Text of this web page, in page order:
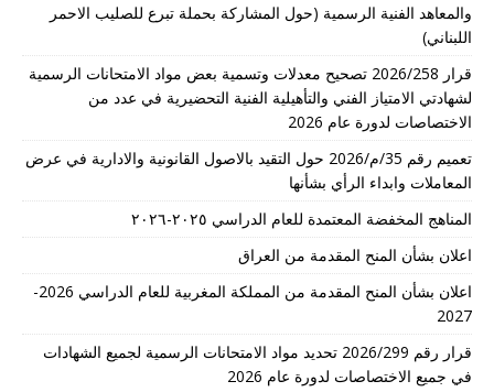
والمعاهد الفنية الرسمية (حول المشاركة بحملة تبرع للصليب الاحمر
اللبناني)
قرار 2026/258 تصحيح معدلات وتسمية بعض مواد الامتحانات الرسمية
لشهادتي الامتياز الفني والتأهيلية الفنية التحضيرية في عدد من
الاختصاصات لدورة عام 2026
تعميم رقم 35/م/2026 حول التقيد بالاصول القانونية والادارية في عرض
المعاملات وابداء الرأي بشأنها
المناهج المخفضة المعتمدة للعام الدراسي ٢٠٢٥-٢٠٢٦
اعلان بشأن المنح المقدمة من العراق
اعلان بشأن المنح المقدمة من المملكة المغربية للعام الدراسي 2026-
2027
قرار رقم 2026/299 تحديد مواد الامتحانات الرسمية لجميع الشهادات
في جميع الاختصاصات لدورة عام 2026